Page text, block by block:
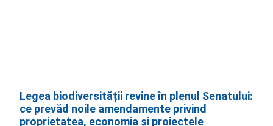
Legea biodiversității revine în plenul Senatului:
ce prevăd noile amendamente privind
proprietatea, economia și proiectele